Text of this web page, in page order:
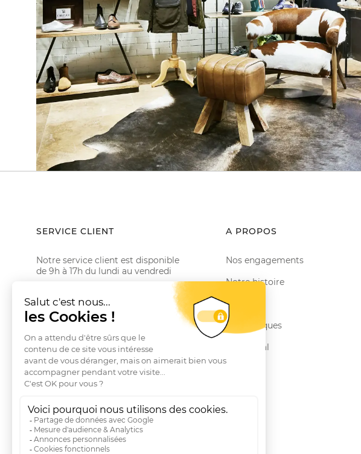
SERVICE CLIENT
Notre service client est disponible
de 9h à 17h du lundi au vendredi
Email serviceclient@manbow.fr
Téléphone01 78 35 10 20
Conditions générales des promotions
Conditions générales de vente
Questions fréquentes
Livraisons et Retours
RGPD
A PROPOS
Nos engagements
Notre histoire
Le Club
Nos marques
Le Journal